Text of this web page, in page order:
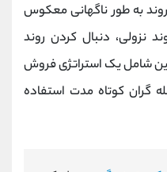
به طور ناگهانی معکوس
نزولی، دنبال کردن روند
این شامل یک استراتژی فروش
گران کوتاه مدت استفاده